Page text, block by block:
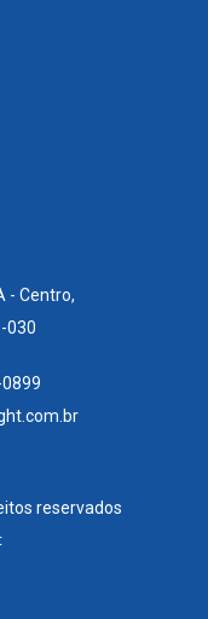
- Centro,
030
reservados